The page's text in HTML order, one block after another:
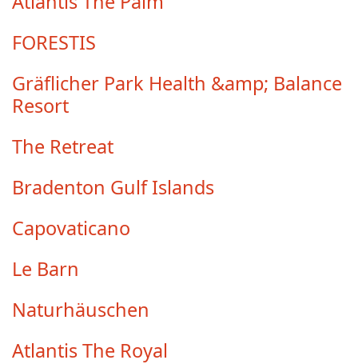
FORESTIS
Gräflicher Park Health &amp; Balance
Resort
The Retreat
Bradenton Gulf Islands
Capovaticano
Le Barn
Naturhäuschen
Atlantis The Royal